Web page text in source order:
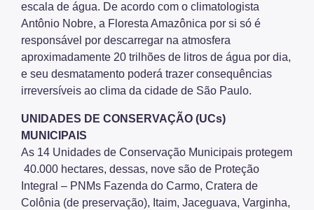
Ouvidoria Geral
escala de água. De acordo com o climatologista
Antônio Nobre, a Floresta Amazônica por si só é
responsável por descarregar na atmosfera
aproximadamente 20 trilhões de litros de água por dia,
e seu desmatamento poderá trazer consequências
irreversíveis ao clima da cidade de São Paulo.
UNIDADES DE CONSERVAÇÃO (UCs)
MUNICIPAIS
As 14 Unidades de Conservação Municipais protegem
40.000 hectares, dessas, nove são de Proteção
Integral – PNMs Fazenda do Carmo, Cratera de
Colônia (de preservação), Itaim, Jaceguava, Varginha,